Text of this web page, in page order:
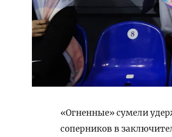
«Огненные» сумели
соперников в